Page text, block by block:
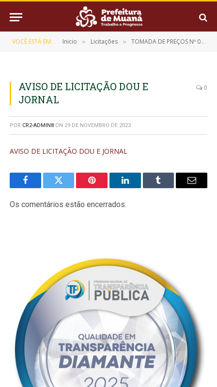
VOCÊ ESTÁ EM: Inicio » Licitações » TOMADA DE PREÇOS Nº 010/2023 (Contratação de Empresa Especializada para Construção de Três Pontes e Passarelas de Concreto no Município de Muaná)
AVISO DE LICITAÇÃO DOU E
JORNAL
0
POR CR2-ADMIN8 ON 29 DE NOVEMBRO DE 2023
AVISO DE LICITAÇÃO DOU E JORNAL
FacebookTwitter Pinterest LinkedInTumblr
E-
Os comentários estão encerrados.